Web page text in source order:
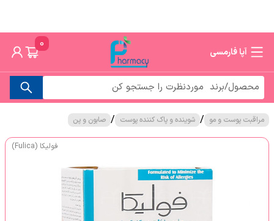
آپا فارمسی
0
مراقبت پوست و مو / شوینده و پاک کننده پوست / صابون و پن
فولیکا (Fulica)